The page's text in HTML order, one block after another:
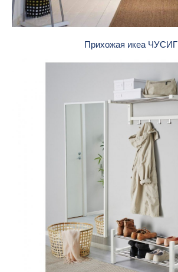
Прихожая икеа ЧУСИГ